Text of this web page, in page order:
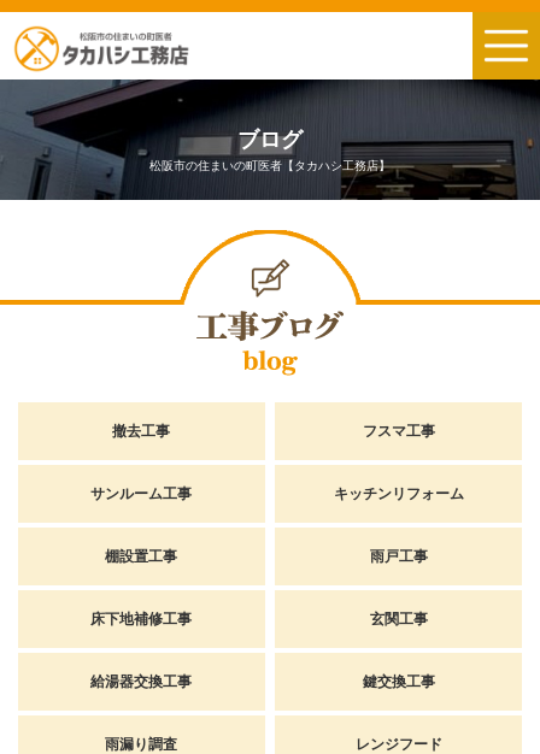
ブログ
松阪市の住まいの町医者【タカハシ工務店】
撤去工事 フスマ工事
サンルーム工事 キッチンリフォーム
棚設置工事 雨戸工事
床下地補修工事 玄関工事
給湯器交換工事 鍵交換工事
雨漏り調査 レンジフード